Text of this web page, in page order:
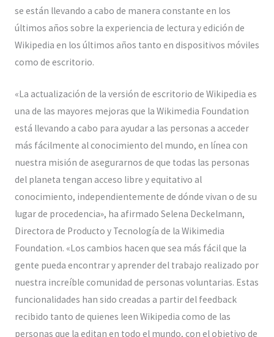
se están llevando a cabo de manera constante en los
últimos años sobre la experiencia de lectura y edición de
Wikipedia en los últimos años tanto en dispositivos móviles
como de escritorio.
«La actualización de la versión de escritorio de Wikipedia es
una de las mayores mejoras que la Wikimedia Foundation
está llevando a cabo para ayudar a las personas a acceder
más fácilmente al conocimiento del mundo, en línea con
nuestra misión de asegurarnos de que todas las personas
del planeta tengan acceso libre y equitativo al
conocimiento, independientemente de dónde vivan o de su
lugar de procedencia», ha afirmado Selena Deckelmann,
Directora de Producto y Tecnología de la Wikimedia
Foundation. «Los cambios hacen que sea más fácil que la
gente pueda encontrar y aprender del trabajo realizado por
nuestra increíble comunidad de personas voluntarias. Estas
funcionalidades han sido creadas a partir del feedback
recibido tanto de quienes leen Wikipedia como de las
personas que la editan en todo el mundo, con el objetivo de